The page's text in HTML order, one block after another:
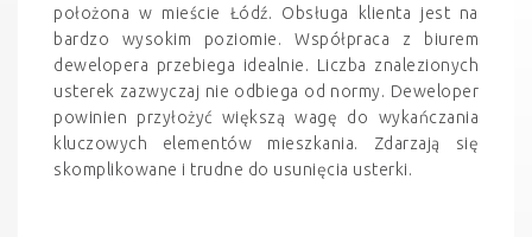
położona w mieście Łódź. Obsługa klienta jest na
bardzo wysokim poziomie. Współpraca z biurem
dewelopera przebiega idealnie. Liczba znalezionych
usterek zazwyczaj nie odbiega od normy. Deweloper
powinien przyłożyć większą wagę do wykańczania
kluczowych elementów mieszkania. Zdarzają się
skomplikowane i trudne do usunięcia usterki.